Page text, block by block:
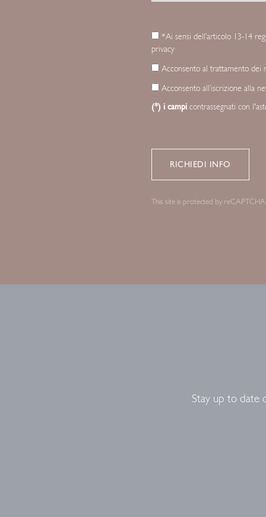
*Ai sensi dell’articolo 13-14
privacy
Acconsento al trattamento dei
Acconsento all’iscrizione alla
(*) i campi contrassegnati con
This site is protected by
Stay up to date